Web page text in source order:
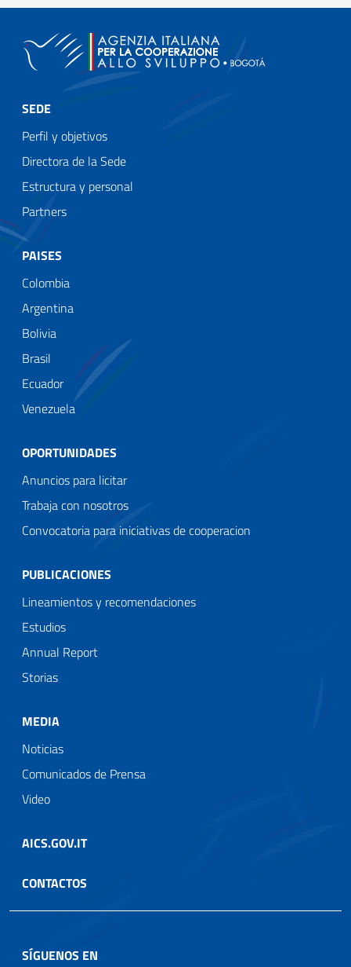
SEDE
Perfil y objetivos
Directora de la Sede
Estructura y personal
Partners
PAISES
Colombia
Argentina
Bolivia
Brasil
Ecuador
Venezuela
OPORTUNIDADES
Anuncios para licitar
Trabaja con nosotros
Convocatoria para iniciativas de cooperacion
PUBLICACIONES
Lineamientos y recomendaciones
Estudios
Annual Report
Storias
MEDIA
Noticias
Comunicados de Prensa
Video
AICS.GOV.IT
CONTACTOS
SÍGUENOS EN